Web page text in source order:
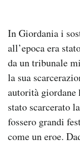
In Giordania i
all’epoca era
da un tribunale
la sua
autorità giordane
stato scarcerato
fossero grandi
come un eroe.